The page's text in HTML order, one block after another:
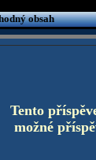
obsah
Tento
možné